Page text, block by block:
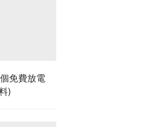
免費放電
)